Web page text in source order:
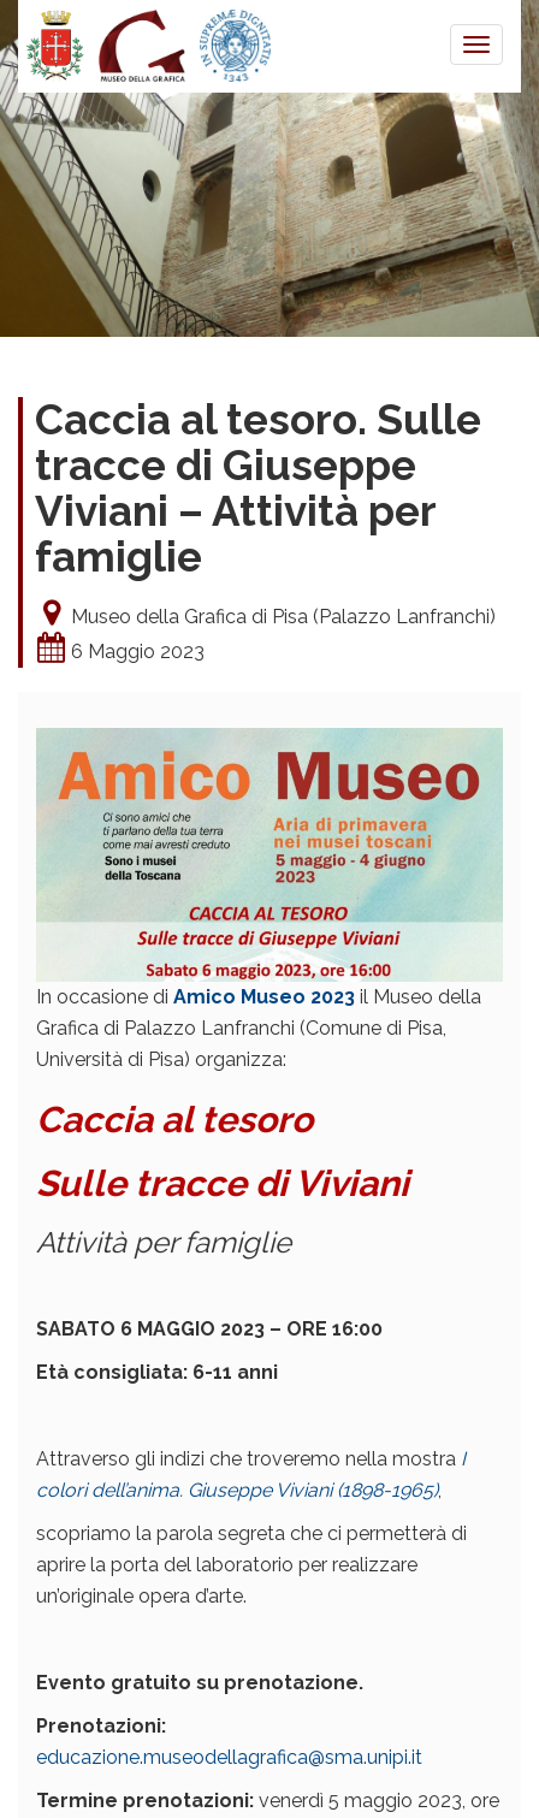
Toggle
Caccia al tesoro. Sulle
tracce di Giuseppe
Viviani – Attività per
famiglie
Museo della Grafica di Pisa (Palazzo Lanfranchi)
6 Maggio 2023
In occasione di Amico Museo 2023 il Museo della
Grafica di Palazzo Lanfranchi (Comune di Pisa,
Università di Pisa) organizza:
Caccia al tesoro
Sulle tracce di Viviani
Attività per famiglie
SABATO 6 MAGGIO 2023 – ORE 16:00
Età consigliata: 6-11 anni
Attraverso gli indizi che troveremo nella mostra I
colori dell’anima. Giuseppe Viviani (1898-1965),
scopriamo la parola segreta che ci permetterà di
aprire la porta del laboratorio per realizzare
un’originale opera d’arte.
Evento gratuito su prenotazione.
Prenotazioni:
educazione.museodellagrafica@sma.unipi.it
Termine prenotazioni: venerdì 5 maggio 2023, ore